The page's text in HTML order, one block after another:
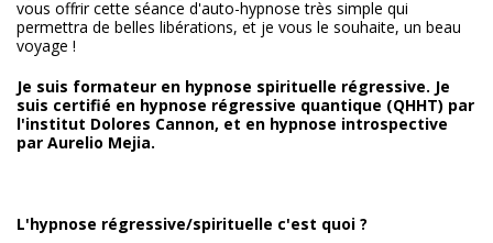
vous offrir cette séance d'auto-hypnose très simple qui
permettra de belles libérations, et je vous le souhaite, un beau
voyage !
Je suis formateur en hypnose spirituelle régressive. Je
suis certifié en hypnose régressive quantique (QHHT) par
l'institut Dolores Cannon, et en hypnose introspective
par Aurelio Mejia.
L'hypnose régressive/spirituelle c'est quoi ?